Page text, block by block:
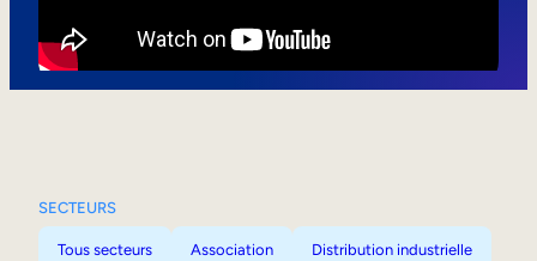
SECTEURS
Tous secteurs Association Distribution industrielle